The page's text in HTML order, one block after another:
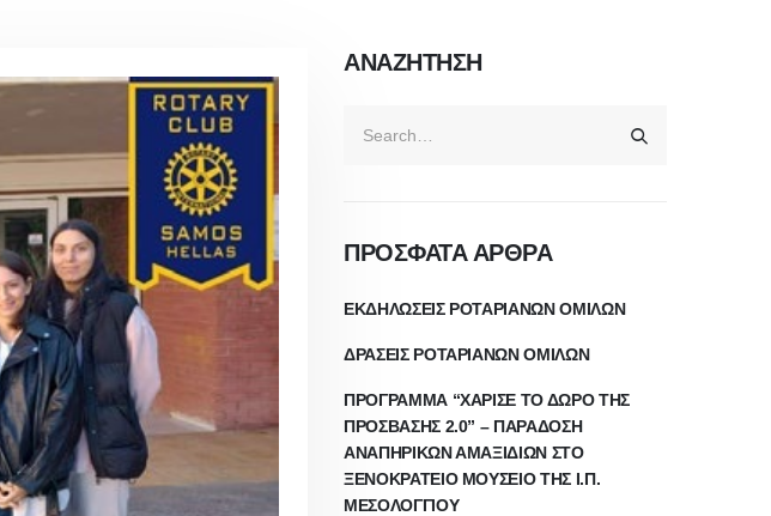
ΑΝΑΖΗΤΗΣΗ
ΠΡΟΣΦΑΤΑ ΑΡΘΡΑ
ΕΚΔΗΛΩΣΕΙΣ ΡΟΤΑΡΙΑΝΩΝ ΟΜΙΛΩΝ
ΔΡΑΣΕΙΣ ΡΟΤΑΡΙΑΝΩΝ ΟΜΙΛΩΝ
ΠΡΟΓΡΑΜΜΑ “ΧΑΡΙΣΕ ΤΟ ΔΩΡΟ ΤΗΣ
ΠΡΟΣΒΑΣΗΣ 2.0” – ΠΑΡΑΔΟΣΗ
ΑΝΑΠΗΡΙΚΩΝ ΑΜΑΞΙΔΙΩΝ ΣΤΟ
ΞΕΝΟΚΡΑΤΕΙΟ ΜΟΥΣΕΙΟ ΤΗΣ Ι.Π.
ΜΕΣΟΛΟΓΓΙΟΥ